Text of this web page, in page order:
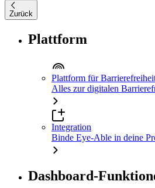
Zurück
Plattform
Plattform für
Alles zur digitalen
Integration
Binde Eye-Able in deine
Dashboard-